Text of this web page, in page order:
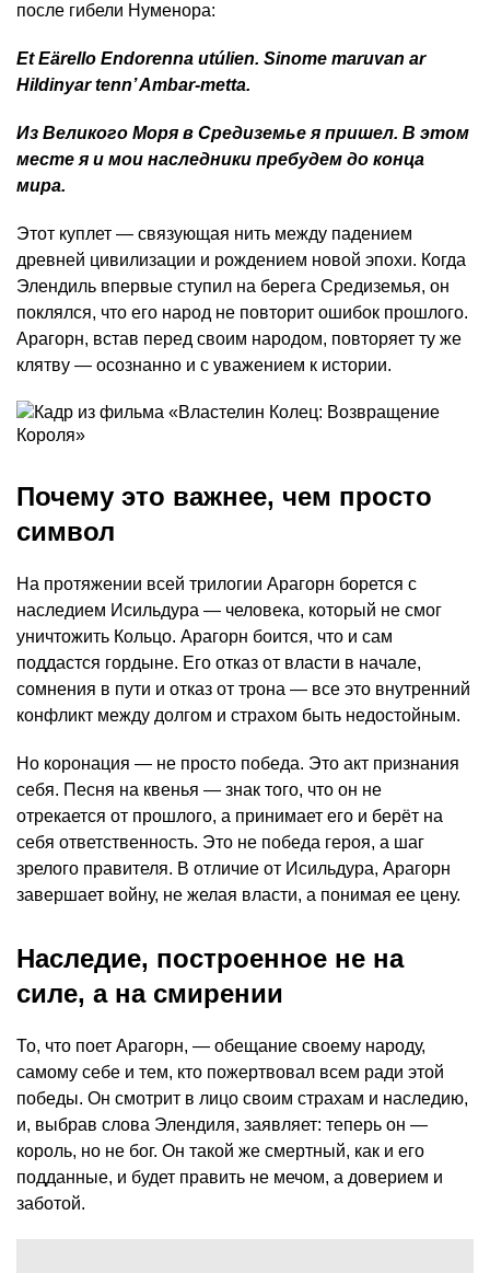
после гибели Нуменора:
Et Eärello Endorenna utúlien. Sinome maruvan ar
Hildinyar tenn’ Ambar-metta.
Из Великого Моря в Средиземье я пришел. В этом
месте я и мои наследники пребудем до конца
мира.
Этот куплет — связующая нить между падением
древней цивилизации и рождением новой эпохи. Когда
Элендиль впервые ступил на берега Средиземья, он
поклялся, что его народ не повторит ошибок прошлого.
Арагорн, встав перед своим народом, повторяет ту же
клятву — осознанно и с уважением к истории.
Почему это важнее, чем просто
символ
На протяжении всей трилогии Арагорн борется с
наследием Исильдура — человека, который не смог
уничтожить Кольцо. Арагорн боится, что и сам
поддастся гордыне. Его отказ от власти в начале,
сомнения в пути и отказ от трона — все это внутренний
конфликт между долгом и страхом быть недостойным.
Но коронация — не просто победа. Это акт признания
себя. Песня на квенья — знак того, что он не
отрекается от прошлого, а принимает его и берёт на
себя ответственность. Это не победа героя, а шаг
зрелого правителя. В отличие от Исильдура, Арагорн
завершает войну, не желая власти, а понимая ее цену.
Наследие, построенное не на
силе, а на смирении
То, что поет Арагорн, — обещание своему народу,
самому себе и тем, кто пожертвовал всем ради этой
победы. Он смотрит в лицо своим страхам и наследию,
и, выбрав слова Элендиля, заявляет: теперь он —
король, но не бог. Он такой же смертный, как и его
подданные, и будет править не мечом, а доверием и
заботой.